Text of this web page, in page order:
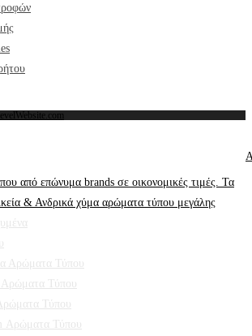
Αρώματα Τύπου
Αρώματα Τύπου
Τύπου
Αρώματα Τύπου